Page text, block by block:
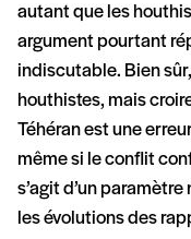
autant que les
argument pourtant
indiscutable. Bien
houthistes, mais
Téhéran est une
même si le conflit
s’agit d’un
les évolutions des